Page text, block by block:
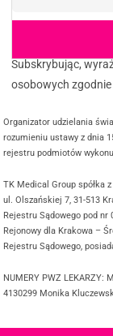
Subskrybując,
osobowych
Organizator udzielania
rozumieniu ustawy z dnia
rejestru podmiotów
TK Medical Group spółka
ul. Olszańskiej 7, 31-513
Rejestru Sądowego pod
Rejonowy dla Krakowa –
Rejestru Sądowego,
NUMERY PWZ
4130299 Monika